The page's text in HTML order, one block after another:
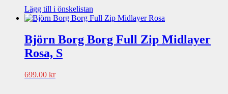
Lägg till i önskelistan
Björn Borg Borg Full Zip Midlayer
Rosa, S
699.00 kr